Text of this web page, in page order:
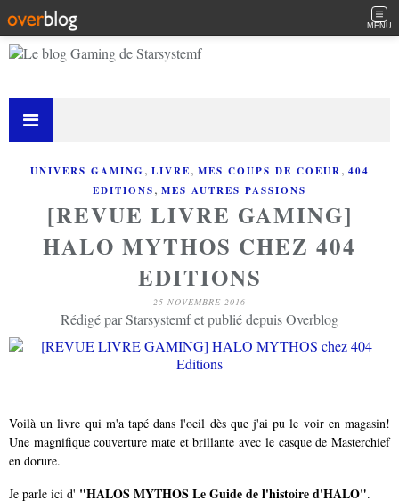
MENU
UNIVERS GAMING , LIVRE, MES COUPS DE COEUR, 404
EDITIONS, MES AUTRES PASSIONS
[REVUE LIVRE GAMING]
HALO MYTHOS CHEZ 404
EDITIONS
25 NOVEMBRE 2016
Rédigé par Starsystemf et publié depuis Overblog
Voilà un livre qui m'a tapé dans l'oeil dès que j'ai pu le voir en magasin!
Une magnifique couverture mate et brillante avec le casque de Masterchief
en dorure.
Je parle ici d' "HALOS MYTHOS Le Guide de l'histoire d'HALO".